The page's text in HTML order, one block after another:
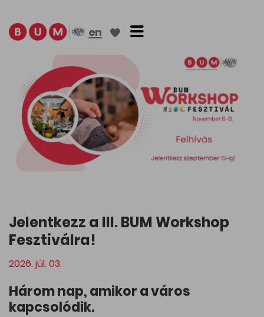
en
Jelentkezz a III. BUM Workshop
Fesztiválra!
2026. júl. 03.
Három nap, amikor a város
kapcsolódik.